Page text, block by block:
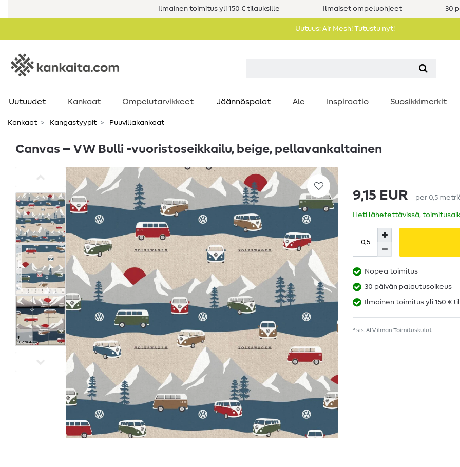
Ilmainen toimitus yli 150 € tilauksille Ilmaiset ompeluohjeet 30
Uutuus: Air Mesh! Tutustu nyt!
Uutuudet Kankaat Ompelutarvikkeet Jäännöspalat Ale Inspiraatio Suosikkimerkit
Kankaat Kangastyypit Puuvillakankaat
Canvas – VW Bulli -vuoristoseikkailu, beige, pellavankaltainen
9,15 EUR per 0,5
Heti lähetettävissä,
Nopea toimitus
30 päivän palautusoikeus
Ilmainen toimitus yli 150 €
* sis. ALV ilman Toimituskulut